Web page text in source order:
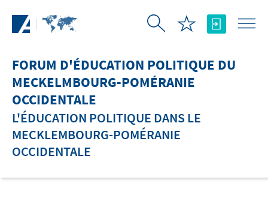
FORUM D'ÉDUCATION POLITIQUE DU
MECKELMBOURG-POMÉRANIE
OCCIDENTALE
L'ÉDUCATION POLITIQUE DANS LE
MECKLEMBOURG-POMÉRANIE
OCCIDENTALE